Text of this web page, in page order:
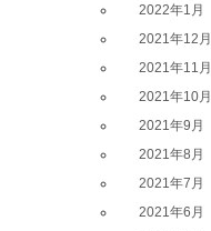
2022年1月
2021年12月
2021年11月
2021年10月
2021年9月
2021年8月
2021年7月
2021年6月